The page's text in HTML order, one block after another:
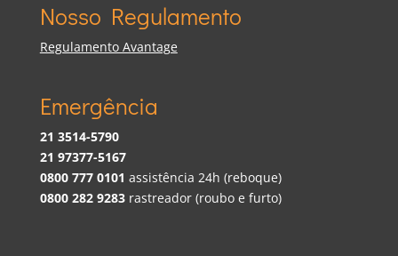
Nosso Regulamento
Regulamento Avantage
Emergência
21 3514-5790
21 97377-5167
0800 777 0101 assistência 24h (reboque)
0800 282 9283rastreador (roubo e furto)